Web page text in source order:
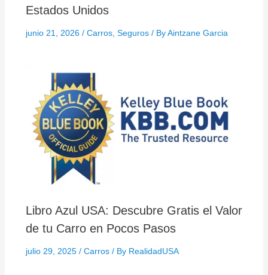
Estados Unidos
junio 21, 2026 / Carros, Seguros/ ByAintzane Garcia
Libro Azul USA: Descubre Gratis el Valor
de tu Carro en Pocos Pasos
julio 29, 2025 / Carros/ By RealidadUSA